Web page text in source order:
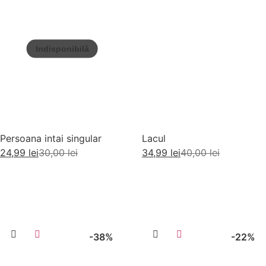
Persoana intai singular
30,00lei
24,99 lei
Lacul
40,00lei
34,99 lei
-38% -22%